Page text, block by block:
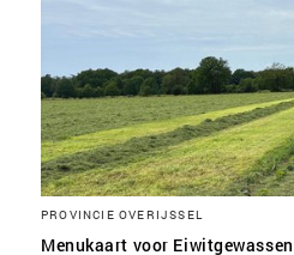
PROVINCIE OVERIJSSEL
Menukaart voor Eiwitgewassen